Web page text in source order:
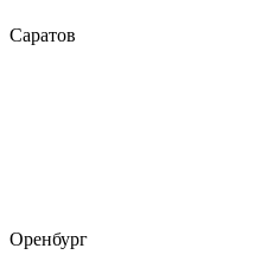
Саратов
Оренбург